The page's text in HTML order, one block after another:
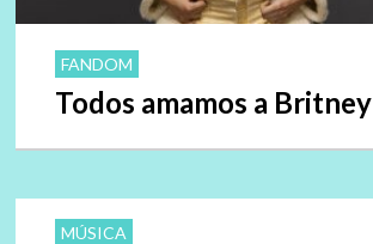
FANDOM
Todos amamos a Britney
MÚSICA